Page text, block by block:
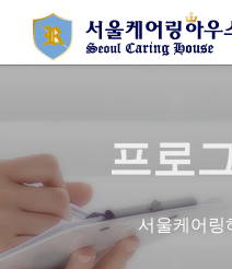
프로
서울케어링